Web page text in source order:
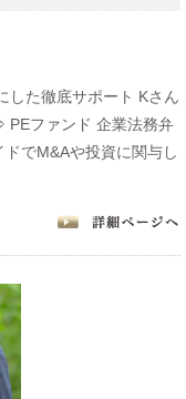
た徹底サポート Kさん
PEファンド 企業法務弁
でM&Aや投資に関与し